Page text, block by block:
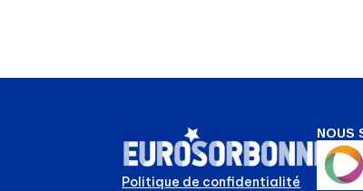
Politique de confidentialité
NOUS